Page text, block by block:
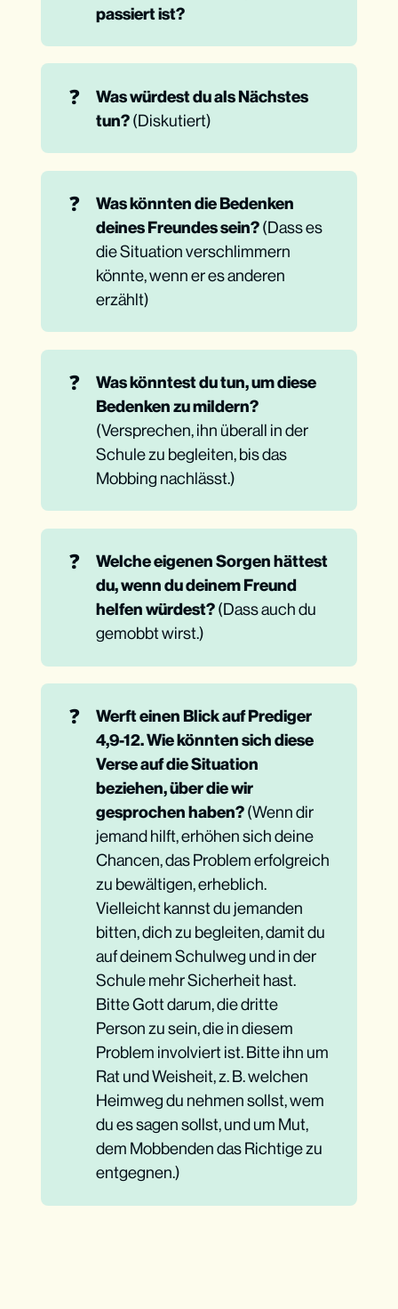
passiert ist?
❓
Was würdest du als Nächstes
tun?(Diskutiert)
❓
Was könnten die Bedenken
deines Freundes sein?(Dass es
die Situation verschlimmern
könnte, wenn er es anderen
erzählt)
❓
Was könntest du tun, um diese
Bedenken zu mildern?
(Versprechen, ihn überall in der
Schule zu begleiten, bis das
Mobbing nachlässt.)
❓
Welche eigenen Sorgen hättest
du, wenn du deinem Freund
helfen würdest?(Dass auch du
gemobbt wirst.)
❓
Werft einen Blick auf Prediger
4,9-12. Wie könnten sich diese
Verse auf die Situation
beziehen, über die wir
gesprochen haben? (Wenn dir
jemand hilft, erhöhen sich deine
Chancen, das Problem erfolgreich
zu bewältigen, erheblich.
Vielleicht kannst du jemanden
bitten, dich zu begleiten, damit du
auf deinem Schulweg und in der
Schule mehr Sicherheit hast.
Bitte Gott darum, die dritte
Person zu sein, die in diesem
Problem involviert ist. Bitte ihn um
Rat und Weisheit, z. B. welchen
Heimweg du nehmen sollst, wem
du es sagen sollst, und um Mut,
dem Mobbenden das Richtige zu
entgegnen.)